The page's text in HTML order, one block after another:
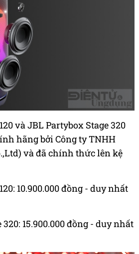
và JBL Partybox Stage 320
hãng bởi Công ty TNHH
và đã chính thức lên kệ
10.900.000 đồng - duy nhất
15.900.000 đồng - duy nhất